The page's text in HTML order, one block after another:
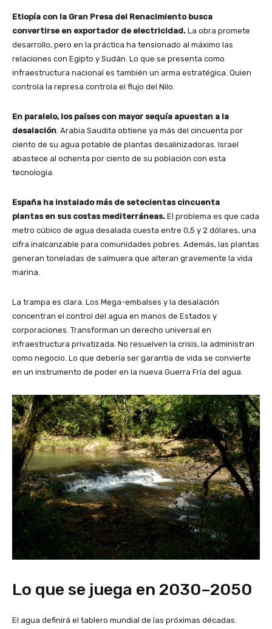
Etiopía con la Gran Presa del Renacimiento busca
convertirse en exportador de electricidad. La obra promete
desarrollo, pero en la práctica ha tensionado al máximo las
relaciones con Egipto y Sudán. Lo que se presenta como
infraestructura nacional es también un arma estratégica. Quien
controla la represa controla el flujo del Nilo.
En paralelo, los países con mayor sequía apuestan a la
desalación . Arabia Saudita obtiene ya más del cincuenta por
ciento de su agua potable de plantas desalinizadoras. Israel
abastece al ochenta por ciento de su población con esta
tecnología.
España ha instalado más de setecientas cincuenta
plantas en sus costas mediterráneas. El problema es que cada
metro cúbico de agua desalada cuesta entre 0,5 y 2 dólares, una
cifra inalcanzable para comunidades pobres. Además, las plantas
generan toneladas de salmuera que alteran gravemente la vida
marina.
La trampa es clara. Los Mega-embalses y la desalación
concentran el control del agua en manos de Estados y
corporaciones. Transforman un derecho universal en
infraestructura privatizada. No resuelven la crisis, la administran
como negocio. Lo que debería ser garantía de vida se convierte
en un instrumento de poder en la nueva Guerra Fría del agua.
Lo que se juega en 2030–2050
El agua definirá el tablero mundial de las próximas décadas.